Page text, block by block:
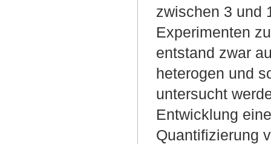
zwischen 3 und
Experimenten
entstand zwar
heterogen und
untersucht
Entwicklung
Quantifizierung